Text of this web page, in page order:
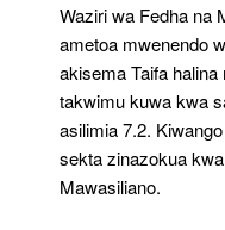
Waziri wa Fedha na
ametoa mwenendo
akisema Taifa
takwimu kuwa kwa
asilimia 7.2.
sekta zinazokua
Mawasiliano.